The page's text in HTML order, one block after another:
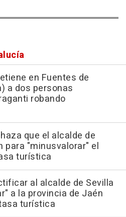
en Fuentes de
a dos personas
robando
que el alcalde de
para "minusvalorar" el
turística
al alcalde de Sevilla
a la provincia de Jaén
turística